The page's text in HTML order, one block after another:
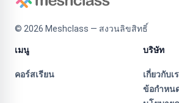
© 2026 Meshclass — สงวนลิขสิทธิ์
เมนู
คอร์สเรียน
บริษัท
เกี่ยวกับเ
ข้อกำหน